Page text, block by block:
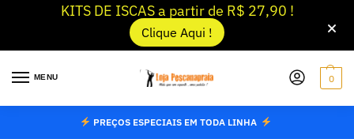
KITS DE ISCAS a partir de R$ 27,90 !
Clique Aqui !
MENU 0
PREÇOS ESPECIAIS EM TODA LINHA